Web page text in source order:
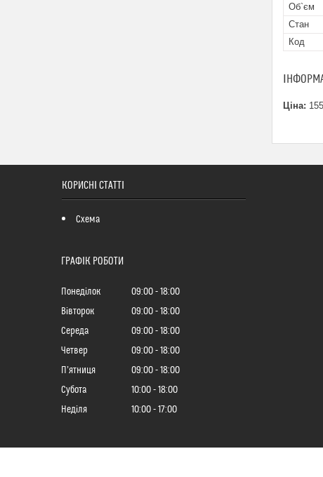
Об`єм
Стан
Код
Ціна:
КОРИСНІ СТАТТІ
Схема
ГРАФІК РОБОТИ
Понеділок 09:00
18:00
Вівторок
09:00
18:00
Середа
09:00
18:00
Четвер
09:00
18:00
Пʼятниця
09:00
18:00
Субота
10:00
18:00
Неділя
10:00 17:00